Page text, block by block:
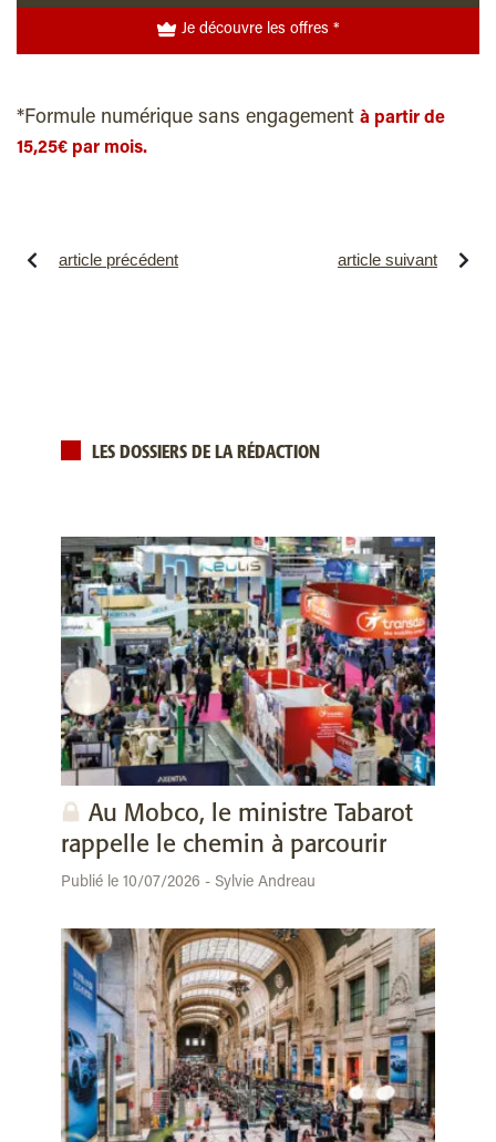
Je découvre les offres *
*Formule numérique sans engagement à partir de
15,25€ par mois.
article précédent article suivant
LES DOSSIERS DE LA RÉDACTION
Au Mobco, le ministre Tabarot
rappelle le chemin à parcourir
Publié le 10/07/2026 - Sylvie Andreau